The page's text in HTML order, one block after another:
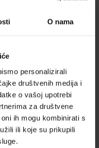
O nama
personalizirali
društvenih medija i
o vašoj upotrebi
za društvene
ih mogu kombinirati s
ili koje su prikupili